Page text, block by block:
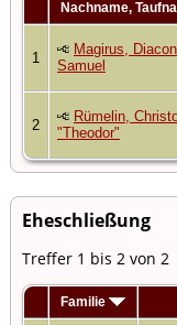
Nachname,
1
Magirus,
Samuel
2
Rümelin,
"Theodor"
Eheschließung
Treffer 1 bis 2 von 2
Familie